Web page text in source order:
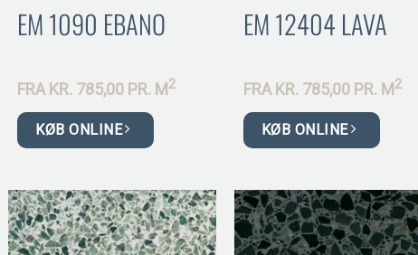
EM 1090 EBANO
FRA KR. 785,00 PR. M 2
KØB ONLINE
EM 12404 LAVA
FRA KR. 785,00 PR. M 2
KØB ONLINE